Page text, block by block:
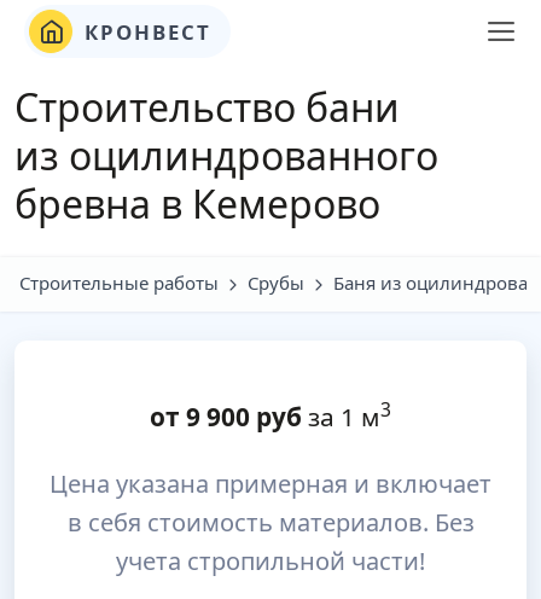
КРОНВЕСТ
Строительство бани
из оцилиндрованного
бревна в Кемерово
Строительные работы Срубы Баня из
от 9 900 руб за 1 м3
Цена указана примерная и включает
в себя стоимость материалов. Без
учета стропильной части!